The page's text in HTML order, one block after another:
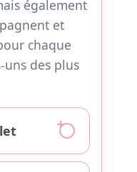
également
et
chaque
des plus